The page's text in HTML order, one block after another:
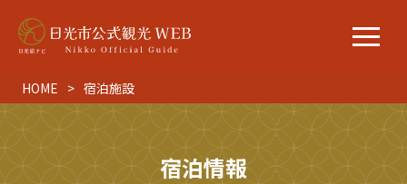
HOME 宿泊施設
宿泊情報